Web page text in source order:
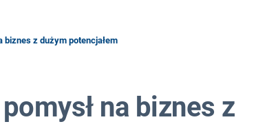
biznes z dużym potencjałem
na biznes z